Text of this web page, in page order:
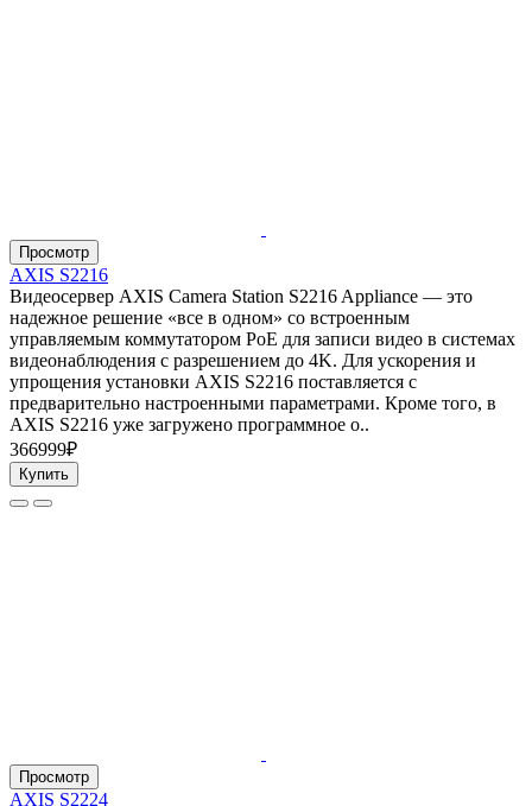
Просмотр
AXIS S2216
Видеосервер AXIS Camera Station S2216 Appliance — это
надежное решение «все в одном» со встроенным
управляемым коммутатором PoE для записи видео в системах
видеонаблюдения с разрешением до 4K. Для ускорения и
упрощения установки AXIS S2216 поставляется с
предварительно настроенными параметрами. Кроме того, в
AXIS S2216 уже загружено программное о..
366999₽
Купить
Просмотр
AXIS S2224